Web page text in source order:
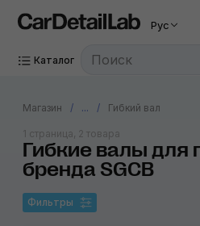
Рус
Каталог
Магазин ... Гибкий вал
Гибкие валы для
бренда SGCB
1 страница, 2 товара
Фильтры